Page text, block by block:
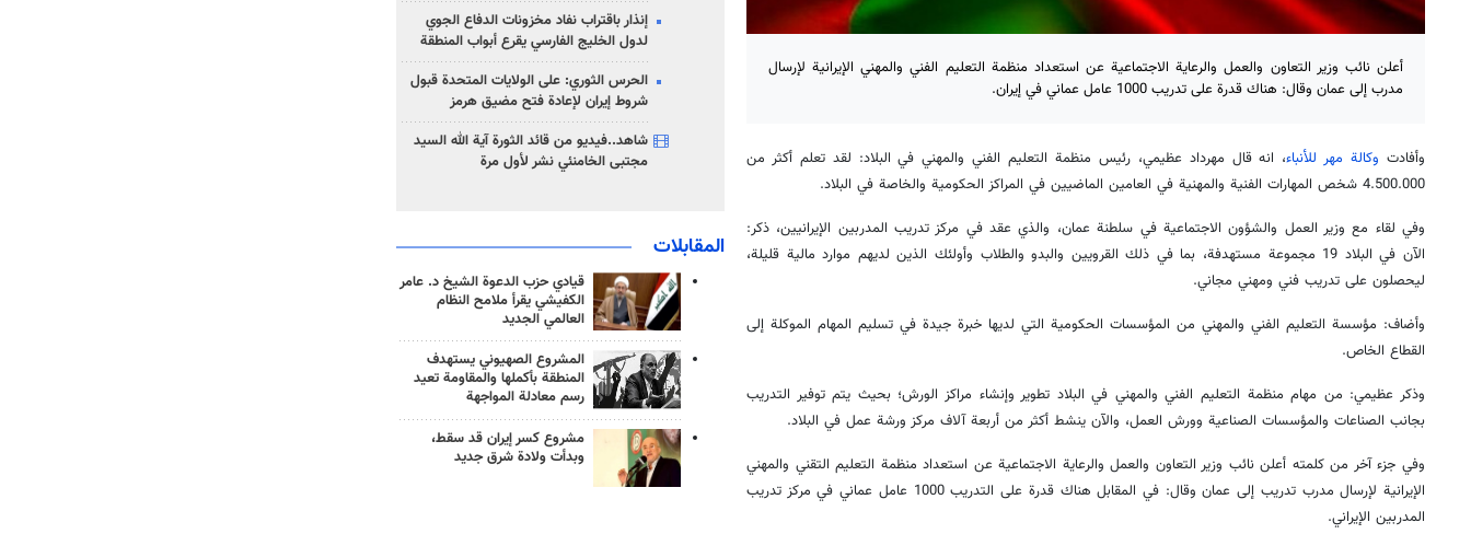
أعلن نائب وزير التعاون والعمل والرعاية الاجتماعية عن استعداد منظمة التعليم الفني والمهني الإيرانية لإرسال
مدرب إلى عمان وقال: هناك قدرة على تدريب 1000 عامل عماني في إيران.
وأفادت وكالة مهر للأنباء، انه قال مهرداد عظيمي، رئيس منظمة التعليم الفني والمهني في البلاد: لقد تعلم أكثر من
4.500.000 شخص المهارات الفنية والمهنية في العامين الماضيين في المراكز الحكومية والخاصة في البلاد.
وفي لقاء مع وزير العمل والشؤون الاجتماعية في سلطنة عمان، والذي عقد في مركز تدريب المدربين الإيرانيين، ذكر:
الآن في البلاد 19 مجموعة مستهدفة، بما في ذلك القرويين والبدو والطلاب وأولئك الذين لديهم موارد مالية قليلة،
ليحصلون على تدريب فني ومهني مجاني.
وأضاف: مؤسسة التعليم الفني والمهني من المؤسسات الحكومية التي لديها خبرة جيدة في تسليم المهام الموكلة إلى
القطاع الخاص.
وذكر عظيمي: من مهام منظمة التعليم الفني والمهني في البلاد تطوير وإنشاء مراكز الورش؛ بحيث يتم توفير التدريب
بجانب الصناعات والمؤسسات الصناعية وورش العمل، والآن ينشط أكثر من أربعة آلاف مركز ورشة عمل في البلاد.
وفي جزء آخر من كلمته أعلن نائب وزير التعاون والعمل والرعاية الاجتماعية عن استعداد منظمة التعليم التقني والمهني
الإيرانية لإرسال مدرب تدريب إلى عمان وقال: في المقابل هناك قدرة على التدريب 1000 عامل عماني في مركز تدريب
المدربين الإيراني.
إنذار باقتراب نفاد مخزونات الدفاع الجوي
لدول الخليج الفارسي يقرع أبواب المنطقة
الحرس الثوري: على الولايات المتحدة قبول
شروط إيران لإعادة فتح مضيق هرمز
شاهد..فيديو من قائد الثورة آية الله السيد
مجتبى الخامنئي نشر لأول مرة
المقابلات
قيادي حزب الدعوة الشيخ د. عامر
الكفيشي يقرأ ملامح النظام
العالمي الجديد
المشروع الصهيوني يستهدف
المنطقة بأكملها والمقاومة تعيد
رسم معادلة المواجهة
مشروع كسر إيران قد سقط،
وبدأت ولادة شرق جديد